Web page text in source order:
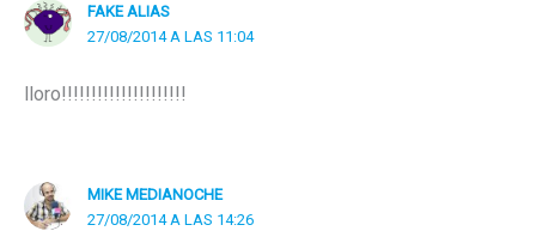
FAKE ALIAS
27/08/2014 A LAS 11:04
lloro!!!!!!!!!!!!!!!!!!!!!
MIKE MEDIANOCHE
27/08/2014 A LAS 14:26